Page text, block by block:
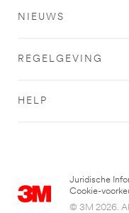
NIEUWS
REGELGEVING
HELP
Juridische
Cookie-
© 3M 2026.